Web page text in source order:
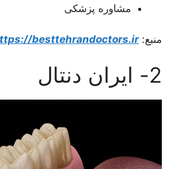
مشاوره پزشکی
منبع:besttehrandoctors.ir/
2- ایران دنتال